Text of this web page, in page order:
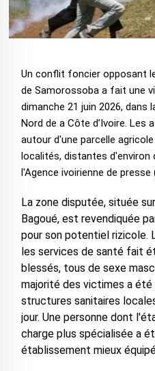
Un conflit foncier opposant
de Samorossoba a fait une
dimanche 21 juin 2026, dans
Nord de a Côte d’Ivoire.
autour d'une parcelle
localités, distantes d'environ
l'Agence ivoirienne de presse
La zone disputée, située
Bagoué, est revendiquée
pour son potentiel rizicole.
les services de santé fait
blessés, tous de sexe
majorité des victimes a été
structures sanitaires
jour. Une personne dont
charge plus spécialisée a
établissement mieux